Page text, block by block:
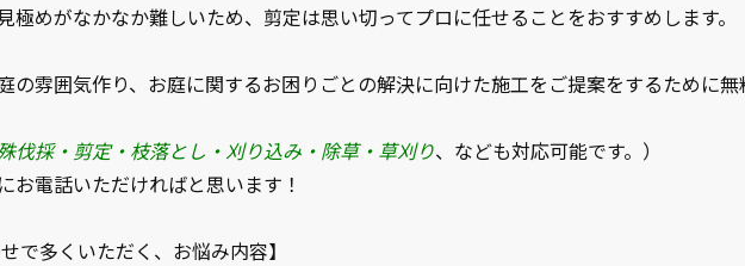
極めがなかなか難しいため、剪定は思い切ってプロに任せることをおすすめします。
の雰囲気作り、お庭に関するお困りごとの解決に向けた施工をご提案をするために
伐採・剪定・枝落とし・刈り込み・除草・草刈り、なども対応可能です。）
お電話いただければと思います！
で多くいただく、お悩み内容】